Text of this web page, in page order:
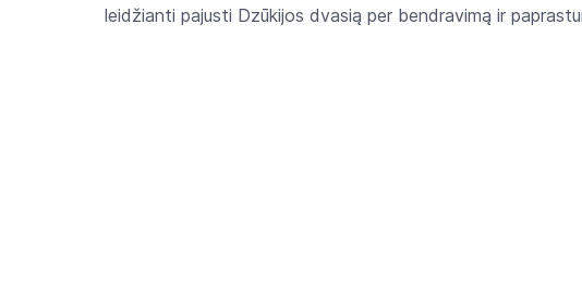
leidžianti pajusti Dzūkijos dvasią per bendravimą ir